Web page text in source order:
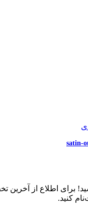
برای اطلاع از آخرین
کنید.